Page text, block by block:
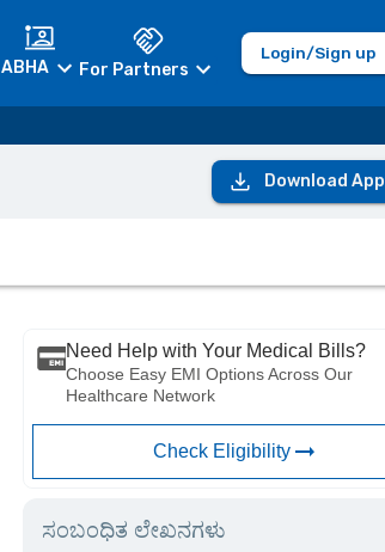
ABHA For Partners
Login/Sign up
Download App
Need Help with Your Medical Bills?
Choose Easy EMI Options Across Our
Healthcare Network
Check Eligibility
ಸಂಬಂಧಿತ ಲೇಖನಗಳು